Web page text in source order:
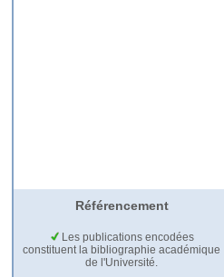
Référencement
Les publications encodées
constituent la bibliographie académique
de l'Université.